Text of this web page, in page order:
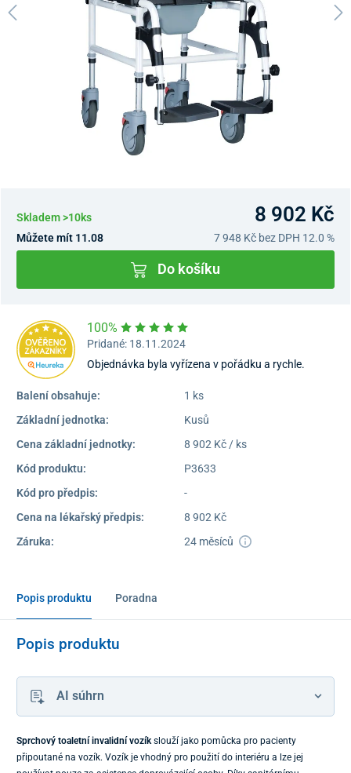
Skladem >10ks 8 902 Kč
Můžete mít 11.08 7 948 Kč bez DPH 12.0 %
Do košíku
100%
Pridané: 18.11.2024
Objednávka byla vyřízena v pořádku a rychle.
Balení obsahuje:
1 ks
Základní jednotka:
Kusů
Cena základní jednotky:
8 902 Kč / ks
Kód produktu:
P3633
Kód pro předpis:
-
Cena na lékařský předpis:
8 902 Kč
Záruka:
24 měsíců
Popis produktu Poradna
Popis produktu
AI súhrn
Sprchový toaletní invalidní vozíkslouží jako pomůcka pro pacienty
připoutané na vozík. Vozík je vhodný pro použití do interiéru a lze jej